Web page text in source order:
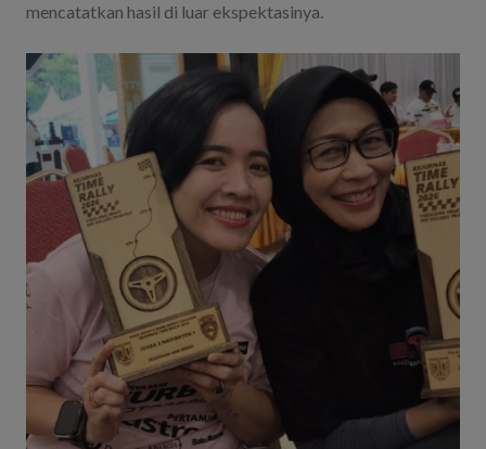
mencatatkan hasil di luar ekspektasinya.